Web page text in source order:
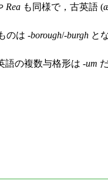
Rea も同様で，古英語 (
のは -borough/-burgh と
語の複数与格形は -um